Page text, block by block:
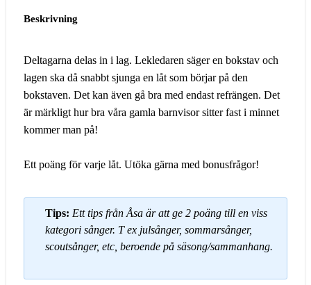
Beskrivning
Deltagarna delas in i lag. Lekledaren säger en bokstav och
lagen ska då snabbt sjunga en låt som börjar på den
bokstaven. Det kan även gå bra med endast refrängen. Det
är märkligt hur bra våra gamla barnvisor sitter fast i minnet
kommer man på!
Ett poäng för varje låt. Utöka gärna med bonusfrågor!
Tips: Ett tips från Åsa är att ge 2 poäng till en viss
kategori sånger. T ex julsånger, sommarsånger,
scoutsånger, etc, beroende på säsong/sammanhang.